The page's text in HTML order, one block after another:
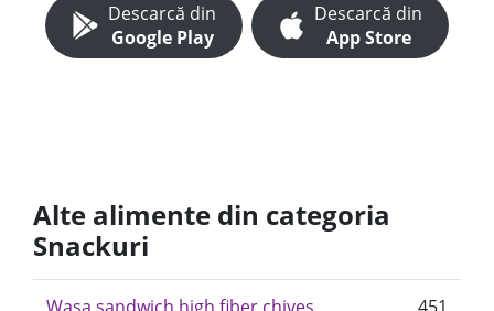
Descarcă din
Google Play
Descarcă din
App Store
Alte alimente din categoria
Snackuri